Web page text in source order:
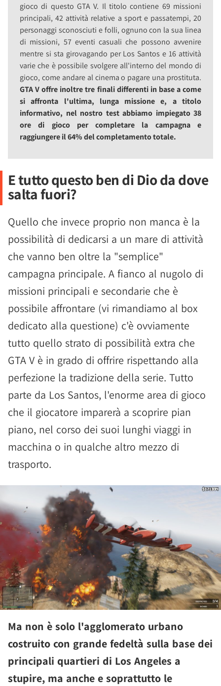
gioco di questo GTA V. Il titolo contiene 69 missioni
principali, 42 attività relative a sport e passatempi, 20
personaggi sconosciuti e folli, ognuno con la sua linea
di missioni, 57 eventi casuali che possono avvenire
mentre si sta girovagando per Los Santos e 16 attività
varie che è possibile svolgere all'interno del mondo di
gioco, come andare al cinema o pagare una prostituta.
GTA V offre inoltre tre finali differenti in base a come
si affronta l'ultima, lunga missione e, a titolo
informativo, nel nostro test abbiamo impiegato 38
ore di gioco per completare la campagna e
raggiungere il 64% del completamento totale.
E tutto questo ben di Dio da dove
salta fuori?
Quello che invece proprio non manca è la
possibilità di dedicarsi a un mare di attività
che vanno ben oltre la "semplice"
campagna principale. A fianco al nugolo di
missioni principali e secondarie che è
possibile affrontare (vi rimandiamo al box
dedicato alla questione) c'è ovviamente
tutto quello strato di possibilità extra che
GTA V è in grado di offrire rispettando alla
perfezione la tradizione della serie. Tutto
parte da Los Santos, l'enorme area di gioco
che il giocatore imparerà a scoprire pian
piano, nel corso dei suoi lunghi viaggi in
macchina o in qualche altro mezzo di
trasporto.
Ma non è solo l'agglomerato urbano
costruito con grande fedeltà sulla base dei
principali quartieri di Los Angeles a
stupire, ma anche e soprattutto le